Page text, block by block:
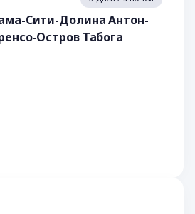
Сити-Долина Антон-
Остров Табога